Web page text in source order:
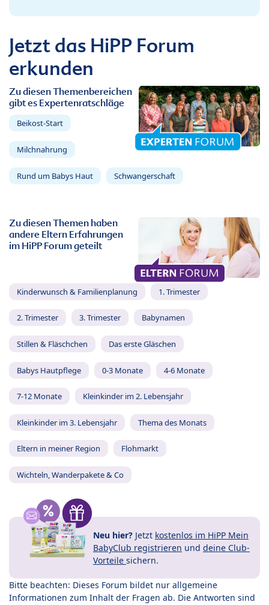
Jetzt das HiPP Forum
erkunden
Zu diesen Themenbereichen
gibt es Expertenratschläge
Beikost-Start
Milchnahrung
Rund um Babys Haut Schwangerschaft
Zu diesen Themen haben
andere Eltern Erfahrungen
im HiPP Forum geteilt
Kinderwunsch & Familienplanung 1. Trimester
2. Trimester 3. Trimester Babynamen
Stillen & Fläschchen Das erste Gläschen
Babys Hautpflege 0-3 Monate 4-6 Monate
7-12 Monate Kleinkinder im 2. Lebensjahr
Kleinkinder im 3. Lebensjahr Thema des Monats
Eltern in meiner Region Flohmarkt
Wichteln, Wanderpakete & Co
Neu hier? Jetzt kostenlos im HiPP Mein
BabyClub registrieren und deine Club-
Vorteile sichern.
Bitte beachten: Dieses Forum bildet nur allgemeine
Informationen zum Inhalt der Fragen ab. Die Antworten sind